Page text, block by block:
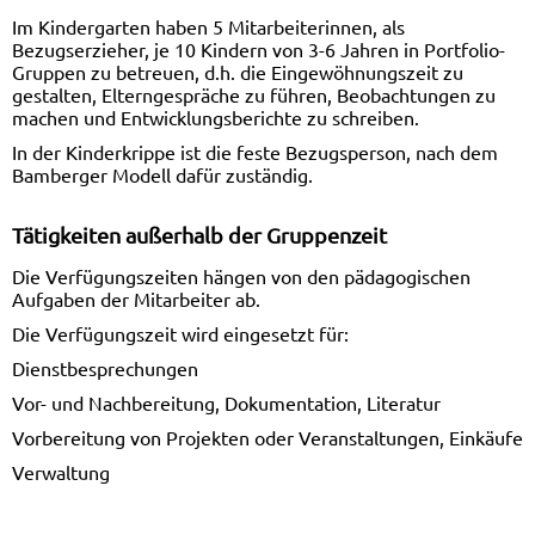
Im Kindergarten haben 5 Mitarbeiterinnen, als
Bezugserzieher, je 10 Kindern von 3-6 Jahren in Portfolio-
Gruppen zu betreuen, d.h. die Eingewöhnungszeit zu
gestalten, Elterngespräche zu führen, Beobachtungen zu
machen und Entwicklungsberichte zu schreiben.
In der Kinderkrippe ist die feste Bezugsperson, nach dem
Bamberger Modell dafür zuständig.
Tätigkeiten außerhalb der Gruppenzeit
Die Verfügungszeiten hängen von den pädagogischen
Aufgaben der Mitarbeiter ab.
Die Verfügungszeit wird eingesetzt für:
Dienstbesprechungen
Vor- und Nachbereitung, Dokumentation, Literatur
Vorbereitung von Projekten oder Veranstaltungen, Einkäufe
Verwaltung